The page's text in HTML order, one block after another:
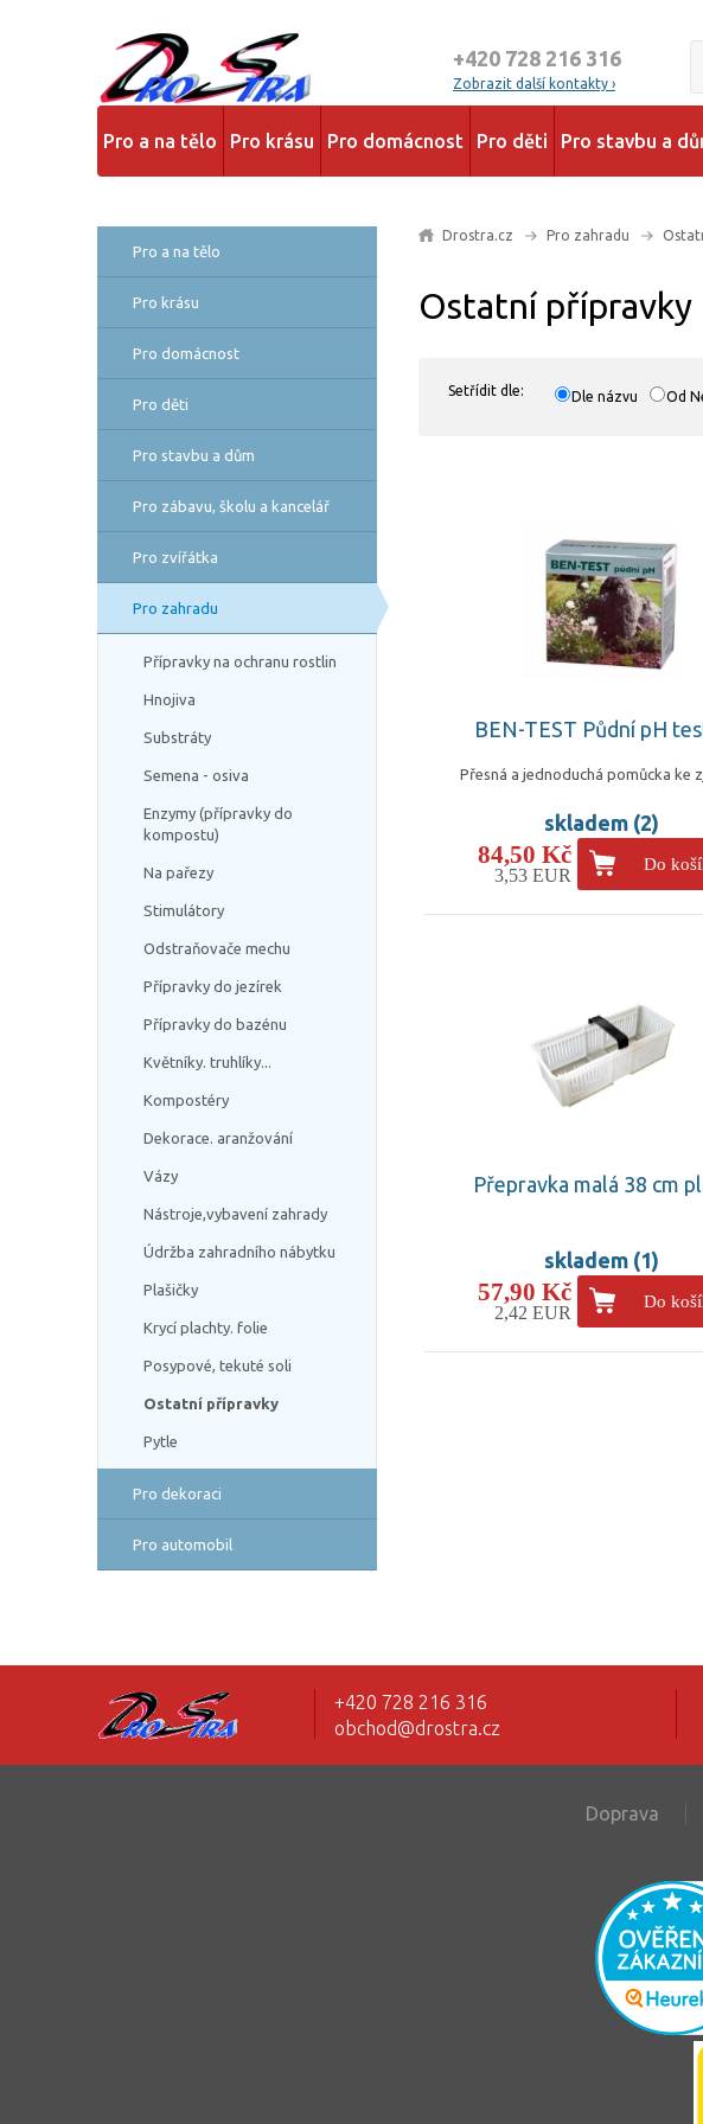
+420 728 216 316
Zobrazit další kontakty ›
Pro a na tělo Pro krásu Pro domácnost Pro děti Pro stavbu a
Pro a na tělo
Pro krásu
Pro domácnost
Pro děti
Pro stavbu a dům
Pro zábavu, školu a kancelář
Pro zvířátka
Pro zahradu
Přípravky na ochranu rostlin
Hnojiva
Substráty
Semena - osiva
Enzymy (přípravky do
kompostu)
Na pařezy
Stimulátory
Odstraňovače mechu
Přípravky do jezírek
Přípravky do bazénu
Květníky. truhlíky...
Kompostéry
Dekorace. aranžování
Vázy
Nástroje,vybavení zahrady
Údržba zahradního nábytku
Plašičky
Krycí plachty. folie
Posypové, tekuté soli
Ostatní přípravky
Pytle
Pro dekoraci
Pro automobil
Drostra.cz Pro zahradu
Ostatní přípravky
Setřídit dle: Dle názvu Od
BEN-TEST Půdní pH
Přesná a jednoduchá pomůcka ke
skladem (2)
84,50 Kč
3,53 EUR
Do
Přepravka malá 38 cm
skladem (1)
57,90 Kč
2,42 EUR
Do
+420 728 216 316
obchod@drostra.cz
Doprava